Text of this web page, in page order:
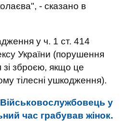
- сказано в
у ч. 1 ст. 414
України (порушення
зброєю, якщо це
тілесні ушкодження).
Військовослужбовець у
час грабував жінок.